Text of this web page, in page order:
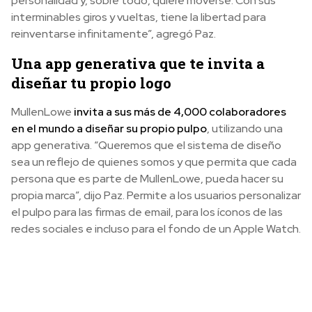
interminables giros y vueltas, tiene la libertad para
reinventarse infinitamente”, agregó Paz.
Una app generativa que te invita a
diseñar tu propio logo
MullenLowe invita a sus más de 4,000 colaboradores
en el mundo a diseñar su propio pulpo, utilizando una
app generativa. “Queremos que el sistema de diseño
sea un reflejo de quienes somos y que permita que cada
persona que es parte de MullenLowe, pueda hacer su
propia marca”, dijo Paz. Permite a los usuarios personalizar
el pulpo para las firmas de email, para los íconos de las
redes sociales e incluso para el fondo de un Apple Watch.